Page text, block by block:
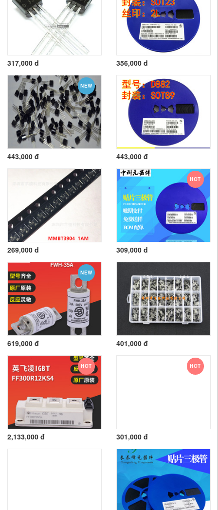
317,000 đ 356,000 đ
NEW
443,000 đ 443,000 đ
269,000 đ
HOT
309,000 đ
NEW
619,000 đ 401,000 đ
HOT
2,133,000 đ
HOT
301,000 đ